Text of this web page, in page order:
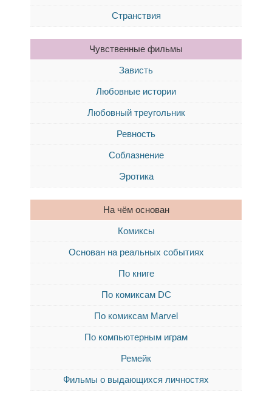
Странствия
Чувственные фильмы
Зависть
Любовные истории
Любовный треугольник
Ревность
Соблазнение
Эротика
На чём основан
Комиксы
Основан на реальных событиях
По книге
По комиксам DC
По комиксам Marvel
По компьютерным играм
Ремейк
Фильмы о выдающихся личностях